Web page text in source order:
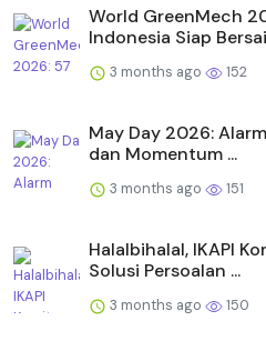
World GreenMech
Indonesia Siap
3 months ago 152
May Day 2026:
dan Momentum ...
3 months ago 151
Halalbihalal, IKAPI
Solusi Persoalan ...
3 months ago 150